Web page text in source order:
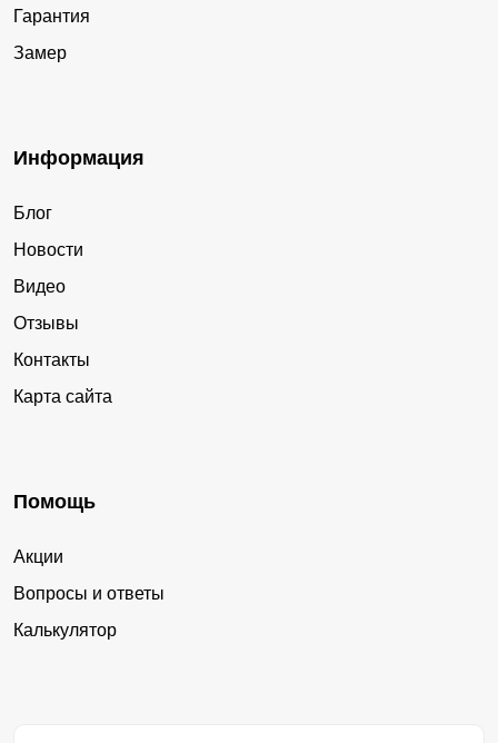
Гарантия
Замер
Информация
Блог
Новости
Видео
Отзывы
Контакты
Карта сайта
Помощь
Акции
Вопросы и ответы
Калькулятор